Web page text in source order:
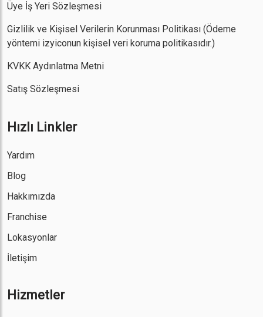
Üye İş Yeri Sözleşmesi
Gizlilik ve Kişisel Verilerin Korunması Politikası (Ödeme
yöntemi izyiconun kişisel veri koruma politikasıdır.)
KVKK Aydınlatma Metni
Satış Sözleşmesi
Hızlı Linkler
Yardım
Blog
Hakkımızda
Franchise
Lokasyonlar
İletişim
Hizmetler